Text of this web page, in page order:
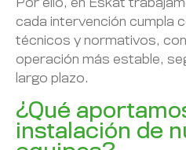
Por ello, en Eskat
cada intervención cumpla
técnicos y normativos,
operación más estable,
largo plazo.
¿Qué
instalación de